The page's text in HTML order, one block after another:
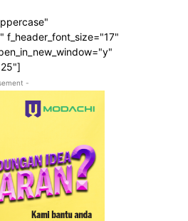
f_header_font_size="17"
-